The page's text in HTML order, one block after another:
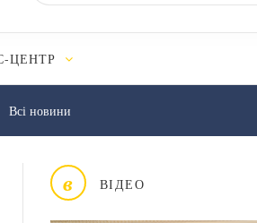
ЦЕНТР
Всі новини
в ВІДЕО